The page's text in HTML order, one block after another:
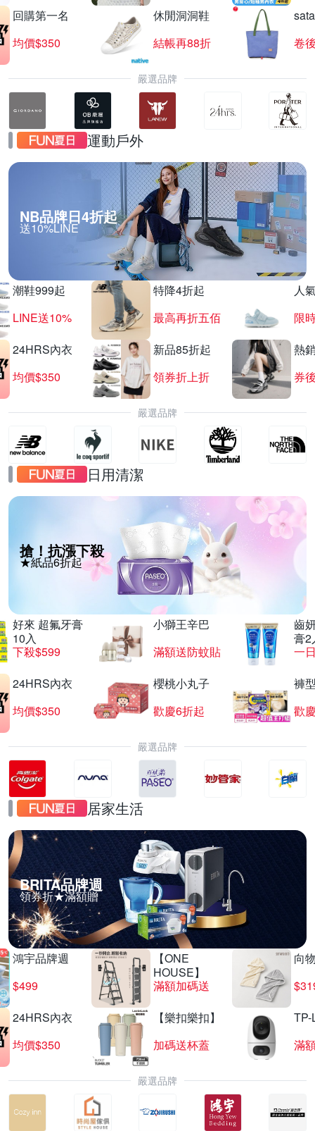
回購第一名
均價$350
休閒洞洞鞋
結帳再88折
卷
嚴選品牌
運動戶外
NB品牌日4折起
送10%LINE
潮鞋999起
LINE送10%
特降4折起
最高再折五佰
人
限
24HRS內衣
均價$350
新品85折起
領券折上折
熱
券
嚴選品牌
日用清潔
搶！抗漲下殺
★紙品6折起
好來 超氟牙膏
10入
下殺$599
小獅王辛巴
滿額送防蚊貼
齒
膏2
一
24HRS內衣
均價$350
櫻桃小丸子
歡慶6折起
褲
歡
嚴選品牌
居家生活
BRITA品牌週
領券折★滿額贈
鴻宇品牌週
$499
【ONE
HOUSE】
滿額加碼送
向
24HRS內衣
均價$350
【樂扣樂扣】
加碼送杯蓋
TP-
滿
嚴選品牌